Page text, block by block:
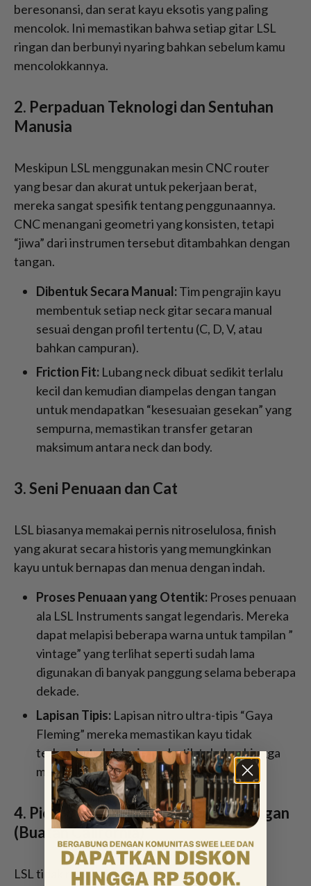
beresonansi, dan serat kayu eksotis yang paling
mencolok. Ini memastikan bahwa setiap gitar LSL
ringan dan berbunyi nyaring bahkan sebelum kamu
mencolokkannya.
2. Perpaduan Teknologi dan Sentuhan
Manusia
Meskipun LSL menggunakan mesin CNC router
yang besar dan akurat untuk pekerjaan berat,
mereka sangat spesifik tentang penggunaannya.
CNC menangani geometri yang konsisten, tetapi
“jiwa” dari instrumen tersebut ditambahkan dengan
tangan.
Dibentuk Secara Manual:Tim pengrajin kayu
membentuk setiap neck gitar secara manual
sesuai dengan profil tertentu (C, D, V, atau
bahkan campuran).
Friction Fit: Lubang neck dibuat sedikit terlalu
kecil dan kemudian diampelas dengan tangan
untuk mendapatkan “kesesuaian gesekan” yang
sempurna, memastikan transfer getaran
maksimum antara neck dan body.
3. Seni Penuaan dan Cat
LSL biasanya memakai pernis nitroselulosa, finish
yang akurat secara historis yang memungkinkan
kayu untuk bernapas dan menua dengan indah.
Proses Penuaan yang Otentik: Proses penuaan
ala LSL Instruments sangat legendaris. Mereka
dapat melapisi beberapa warna untuk tampilan ”
vintage” yang terlihat seperti sudah lama
digunakan di banyak panggung selama beberapa
dekade.
Lapisan Tipis: Lapisan nitro ultra-tipis “Gaya
Fleming” mereka memastikan kayu tidak
terhambat oleh lapisan plastik tebal, sehingga
menghasilkan resonansi yang superior.
4. Pickup Gitar Digulung Dengan Tangan
(Buatan California)
LSL tidak membeli pickup apa pun; mereka